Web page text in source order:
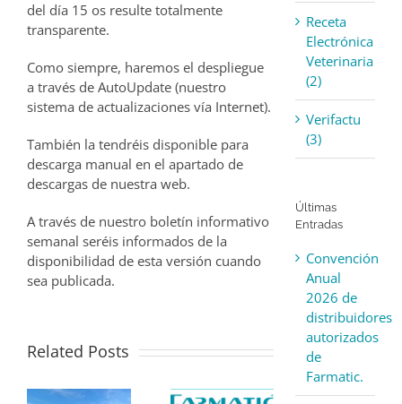
del día 15 os resulte totalmente
transparente.
Como siempre, haremos el despliegue
a través de AutoUpdate (nuestro
sistema de actualizaciones vía Internet).
También la tendréis disponible para
descarga manual en el apartado de
descargas de nuestra web.
A través de nuestro boletín informativo
semanal seréis informados de la
disponibilidad de esta versión cuando
sea publicada.
Related Posts
Receta
Electrónica
Veterinaria
(2)
Verifactu
(3)
Últimas
Entradas
Convención
Anual
2026 de
distribuidores
autorizados
de
Farmatic.